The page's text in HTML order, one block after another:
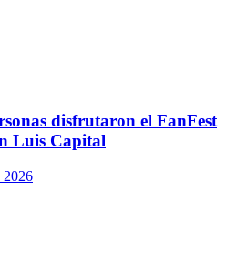
disfrutaron el FanFest
Luis Capital
2026